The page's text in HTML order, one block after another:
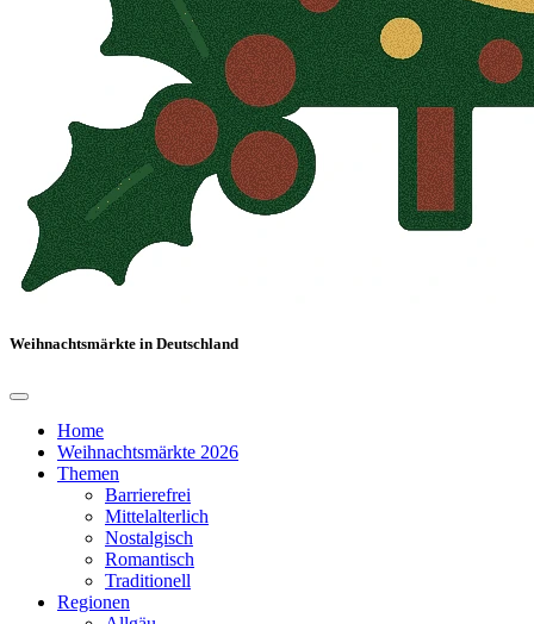
Weihnachtsmärkte in Deutschland
Home
Weihnachtsmärkte 2026
Themen
Barrierefrei
Mittelalterlich
Nostalgisch
Romantisch
Traditionell
Regionen